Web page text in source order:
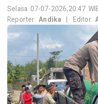
Selasa 07-07-2026,20:47
Reporter:Andika | Editor: